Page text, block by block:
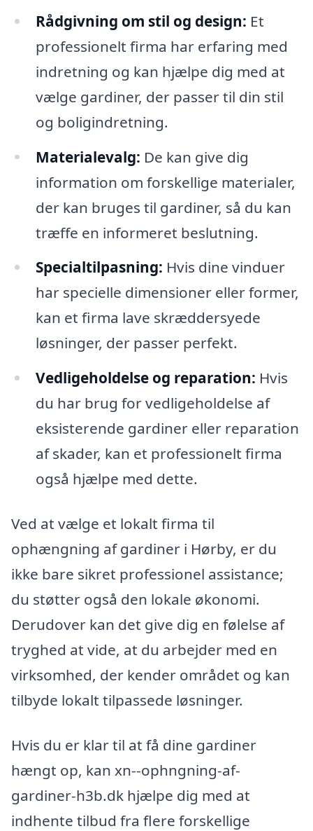
Rådgivning om stil og design: Et
professionelt firma har erfaring med
indretning og kan hjælpe dig med at
vælge gardiner, der passer til din stil
og boligindretning.
Materialevalg: De kan give dig
information om forskellige materialer,
der kan bruges til gardiner, så du kan
træffe en informeret beslutning.
Specialtilpasning: Hvis dine vinduer
har specielle dimensioner eller former,
kan et firma lave skræddersyede
løsninger, der passer perfekt.
Vedligeholdelse og reparation: Hvis
du har brug for vedligeholdelse af
eksisterende gardiner eller reparation
af skader, kan et professionelt firma
også hjælpe med dette.
Ved at vælge et lokalt firma til
ophængning af gardiner i Hørby, er du
ikke bare sikret professionel assistance;
du støtter også den lokale økonomi.
Derudover kan det give dig en følelse af
tryghed at vide, at du arbejder med en
virksomhed, der kender området og kan
tilbyde lokalt tilpassede løsninger.
Hvis du er klar til at få dine gardiner
hængt op, kan xn--ophngning-af-
gardiner-h3b.dk hjælpe dig med at
indhente tilbud fra flere forskellige